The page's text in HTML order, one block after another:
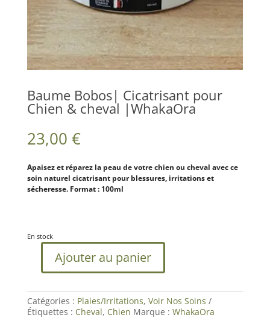
Baume Bobos| Cicatrisant pour
Chien & cheval |WhakaOra
23,00 €
Apaisez et réparez la peau de votre chien ou cheval avec ce
soin naturel cicatrisant pour blessures, irritations et
sécheresse. Format : 100ml
En stock
Bobos|
Cicatrisant
pour
Ajouter au panier
Catégories : Plaies/Irritations, Voir Nos Soins
Étiquettes : Cheval, Chien Marque : WhakaOra